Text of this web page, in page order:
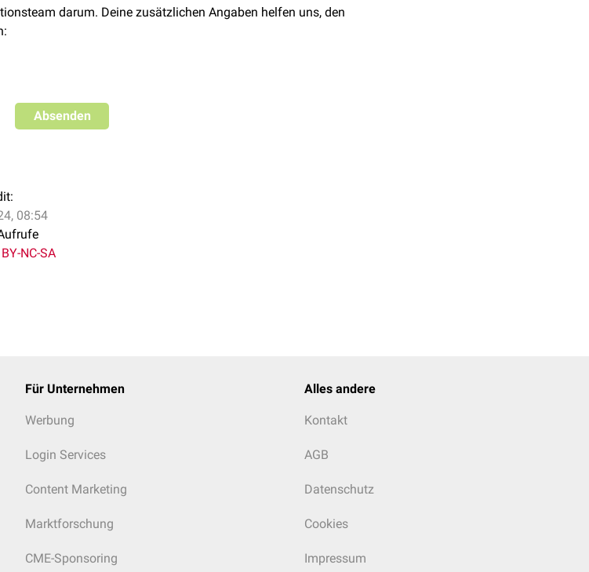
darum. Deine zusätzlichen Angaben helfen uns, den
Absenden
08:54
BY-NC-SA
Für Unternehmen
Werbung
Login Services
Content Marketing
Marktforschung
CME-Sponsoring
Alles andere
Kontakt
AGB
Datenschutz
Cookies
Impressum